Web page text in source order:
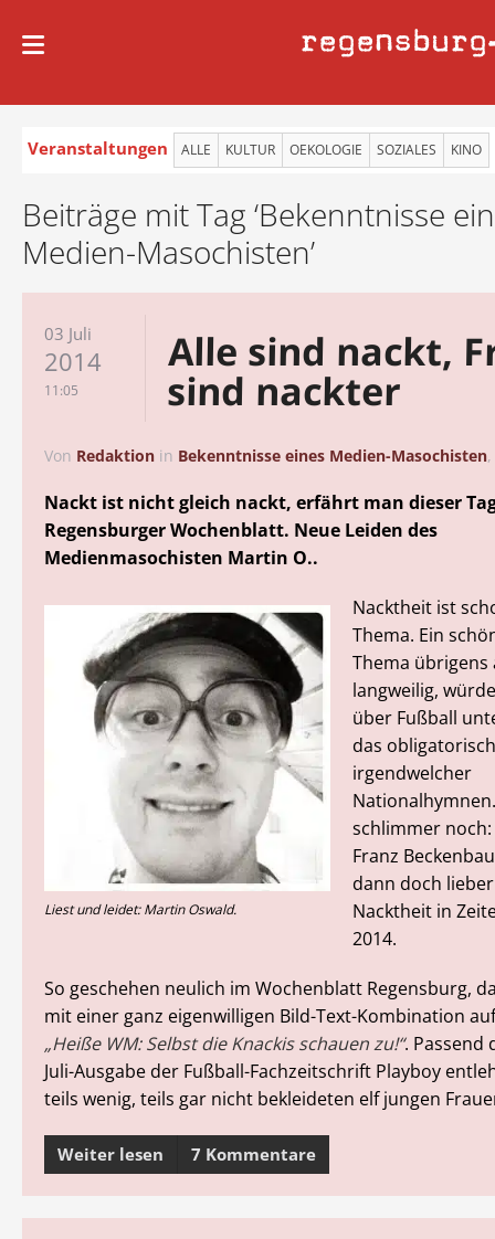
regensburg
Veranstaltungen ALLE KULTUR OEKOLOGIE SOZIALES KINO
Beiträge mit Tag ‘Bekenntnisse
Medien-Masochisten’
03 Juli
2014
11:05
Alle sind nackt,
sind nackter
Von Redaktion in Bekenntnisse eines Medien-Masochisten,
Nackt ist nicht gleich nackt, erfährt man dieser
Regensburger Wochenblatt. Neue Leiden des
Medienmasochisten Martin O..
Liest und leidet: Martin Oswald.
Nacktheit ist
Thema. Ein
Thema übrigens
langweilig,
über Fußball
das
irgendwelcher
schlimmer noch:
Franz
dann doch
Nacktheit in
2014.
So geschehen neulich im Wochenblatt Regensburg,
mit einer ganz eigenwilligen Bild-Text-Kombination
„Heiße WM: Selbst die Knackis schauen zu!“. Passend
Juli-Ausgabe der Fußball-Fachzeitschrift Playboy
teils wenig, teils gar nicht bekleideten elf jungen
Weiter lesen 7 Kommentare